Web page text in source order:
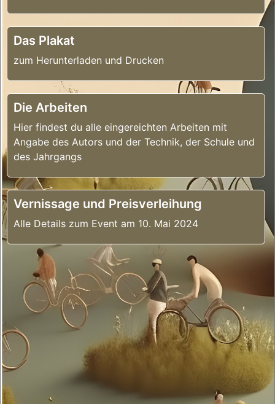
Das Plakat
zum Herunterladen und Drucken
Die Arbeiten
Hier findest du alle eingereichten Arbeiten mit
Angabe des Autors und der Technik, der Schule und
des Jahrgangs
Vernissage und Preisverleihung
Alle Details zum Event am 10. Mai 2024